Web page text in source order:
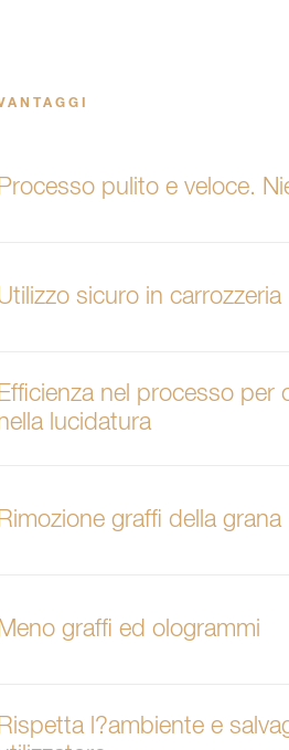
Processo pulito e veloce.
sicuro in carrozzeria
Efficienza nel processo per
lucidatura
Rimozione graffi della grana
Meno graffi ed ologrammi
Rispetta l?ambiente e